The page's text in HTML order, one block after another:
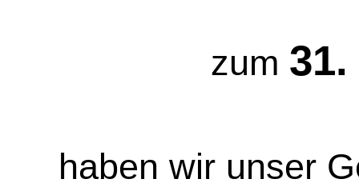
zum
haben wir unser